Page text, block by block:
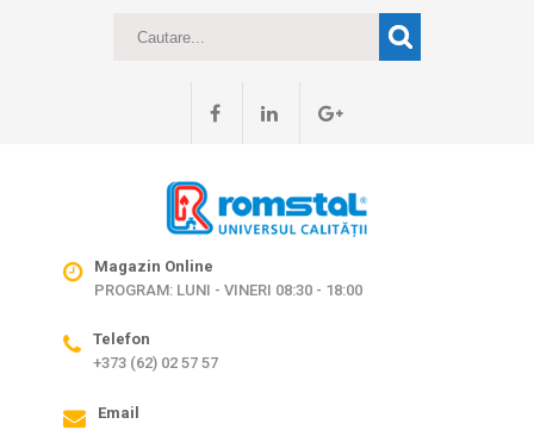
Magazin Online
PROGRAM: LUNI - VINERI 08:30 - 18:00
Telefon
+373 (62) 02 57 57
Email